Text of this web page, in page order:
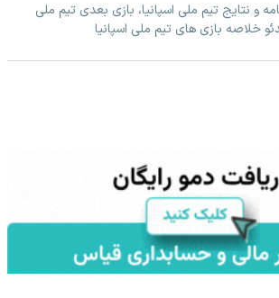
و نتایج تیم ملی اسپانیا، بازی بعدی تیم ملی
خلاصه بازی های تیم ملی اسپانیا